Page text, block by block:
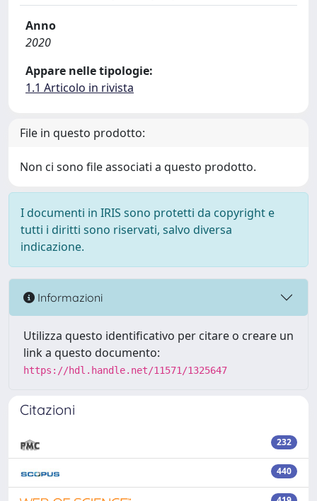
Anno
2020
Appare nelle tipologie:
1.1 Articolo in rivista
File in questo prodotto:
Non ci sono file associati a questo prodotto.
I documenti in IRIS sono protetti da copyright e
tutti i diritti sono riservati, salvo diversa
indicazione.
Informazioni
Utilizza questo identificativo per citare o creare un
link a questo documento:
https://hdl.handle.net/11571/1325647
Citazioni
232
440